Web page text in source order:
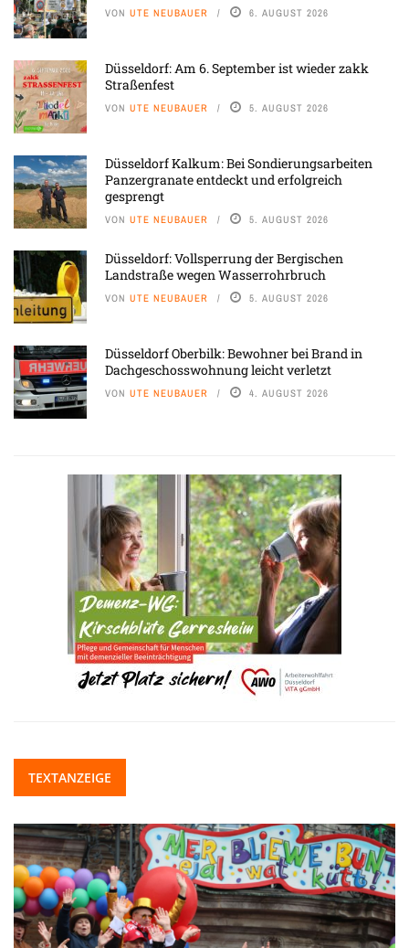
VON UTE NEUBAUER 6. AUGUST 2026
Düsseldorf: Am 6. September ist wieder zakk
Straßenfest
VON UTE NEUBAUER 5. AUGUST 2026
Düsseldorf Kalkum: Bei Sondierungsarbeiten
Panzergranate entdeckt und erfolgreich
gesprengt
VON UTE NEUBAUER 5. AUGUST 2026
Düsseldorf: Vollsperrung der Bergischen
Landstraße wegen Wasserrohrbruch
VON UTE NEUBAUER 5. AUGUST 2026
Düsseldorf Oberbilk: Bewohner bei Brand in
Dachgeschosswohnung leicht verletzt
VON UTE NEUBAUER 4. AUGUST 2026
TEXTANZEIGE